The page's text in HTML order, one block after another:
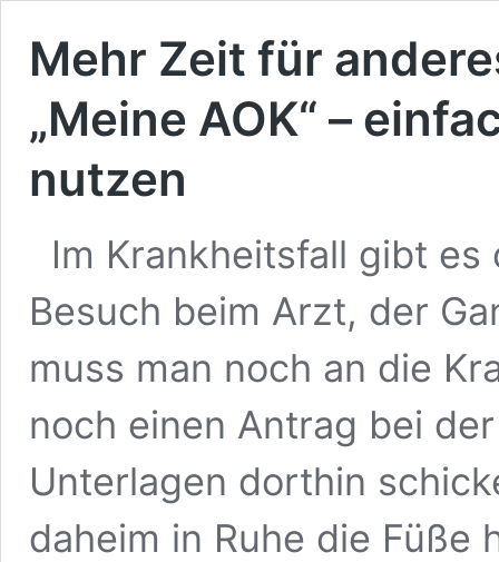
Mehr Zeit für
„Meine AOK“ –
nutzen
Im Krankheitsfall gibt
Besuch beim Arzt, der
muss man noch an die
noch einen Antrag bei
Unterlagen dorthin
daheim in Ruhe die Füße